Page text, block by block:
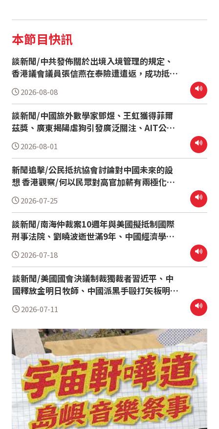
本節目快訊
談新聞/中共發佈關於出境入境管理的規定、
香港議會議員張信燕在泰險遭遣返，成功抵達
溫哥華 誰聽境外廣播/訪10年外逃終於成功的
董廣平先生
2026-08-08
談新聞/中國旅外數學家鄧煜、王虹獲得菲爾
茲獎、廣東揭陽虐狗引發廣泛關注、AIT公佈
美台航艦編隊航行照片、陸配周滿芝被刑判8
年並將註銷台灣身分 台灣文化史/18集：民主
選舉與省籍問題
2026-08-01
新聞追擊/公民抵抗協會討論對中國未來的設
想 香港觀察/何以民眾對高官加薪有兩極化看
法？
2026-07-25
談新聞/南海仲裁案10週年與美國擬抵制國際
刑事法院、劉曉波逝世滿9年、中國經濟學家
高善文之死 我從大陸來/談國軍恢後反共教育
2026-07-18
談新聞/美國國會決議制裁獨裁者習近平、中
國釋放金明日牧師、中國派黑手毆打矢板明夫
思潮史話/孫中山民族主義中的自決與自治
2026-07-11